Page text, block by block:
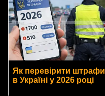
Як перевірити штрафи
в Україні у 2026 році